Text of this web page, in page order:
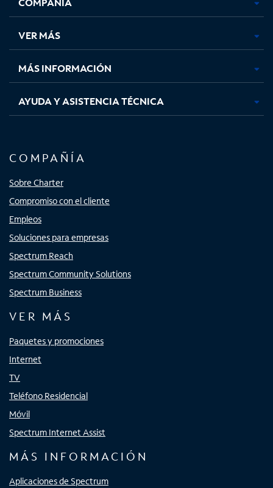
en
pestaña
nueva
en
pestaña
nueva
en
pestaña
nueva
en
nueva
VER MÁS
MÁS INFORMACIÓN
AYUDA Y ASISTENCIA TÉCNICA
COMPAÑÍA
Sobre Charter
Compromiso con el cliente
Empleos
Soluciones para empresas
Spectrum Reach
Spectrum Community Solutions
Spectrum Business
VER MÁS
Paquetes y promociones
Internet
TV
Teléfono Residencial
Móvil
Spectrum Internet Assist
MÁS INFORMACIÓN
Aplicaciones de Spectrum